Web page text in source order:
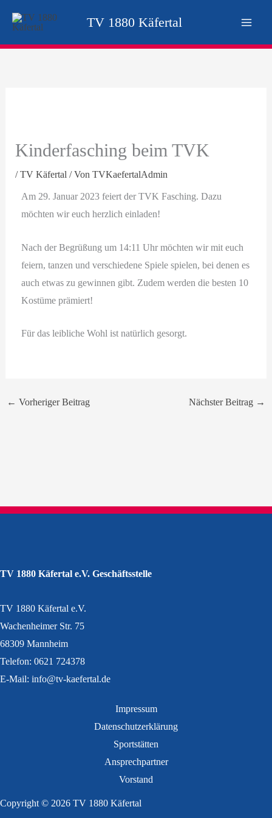
Inhalt
springen
TV 1880 Käfertal
Kinderfasching beim TVK
/TV Käfertal / Von TVKaefertalAdmin
Am 29. Januar 2023 feiert der TVK Fasching. Dazu
möchten wir euch herzlich einladen!
Nach der Begrüßung um 14:11 Uhr möchten wir mit euch
feiern, tanzen und verschiedene Spiele spielen, bei denen es
auch etwas zu gewinnen gibt. Zudem werden die besten 10
Kostüme prämiert!
Für das leibliche Wohl ist natürlich gesorgt.
← Vorheriger Beitrag Nächster Beitrag →
TV 1880 Käfertal e.V. Geschäftsstelle
TV 1880 Käfertal e.V.
Wachenheimer Str. 75
68309 Mannheim
Telefon: 0621 724378
E-Mail: info@tv-kaefertal.de
Impressum
Datenschutzerklärung
Sportstätten
Ansprechpartner
Vorstand
Copyright © 2026 TV 1880 Käfertal